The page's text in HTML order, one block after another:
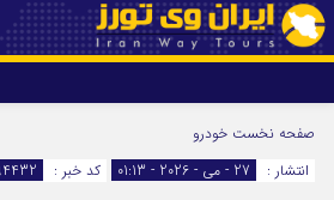
اینستاگرام
صفحه نخست خودرو
انتشار :
27 - می - 2026 - 01:13 کد خبر :